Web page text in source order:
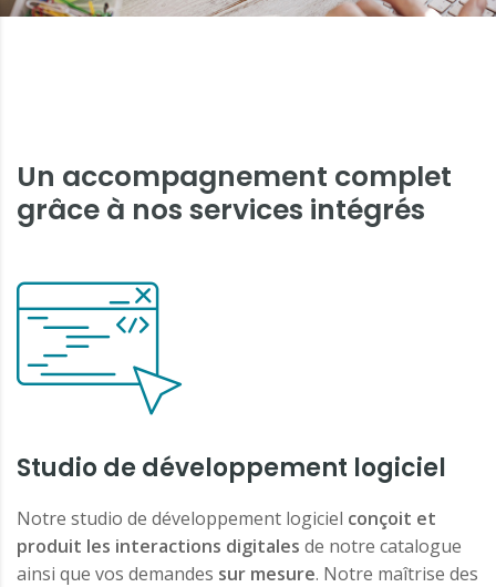
Un accompagnement complet
grâce à nos services intégrés
Studio de développement logiciel
Notre studio de développement logiciel conçoit et
produit les interactions digitales de notre catalogue
ainsi que vos demandes sur mesure. Notre maîtrise des